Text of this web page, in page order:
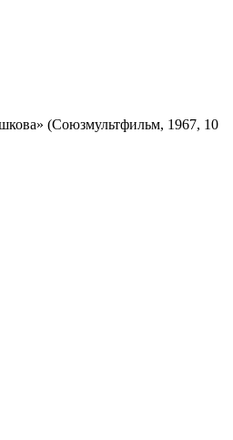
(Союзмультфильм, 1967, 10